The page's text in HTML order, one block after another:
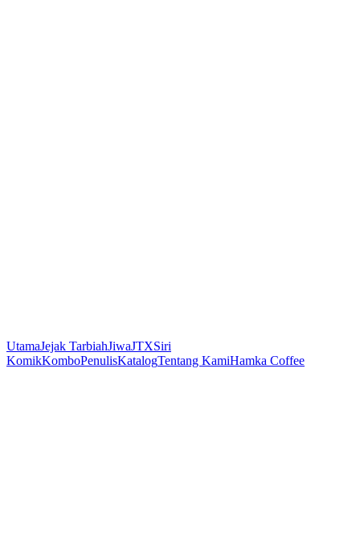
UtamaJejak TarbiahJiwaJTXSiri
KomikKomboPenulisKatalogTentang KamiHamka Coffee